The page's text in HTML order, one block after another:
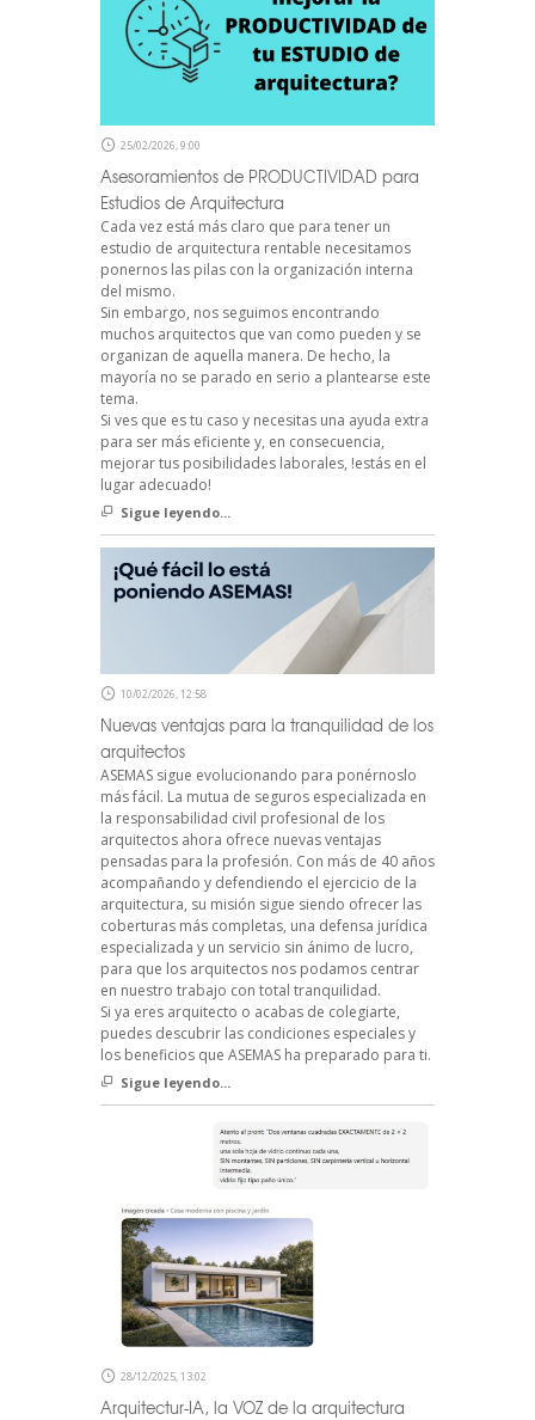
25/02/2026, 9:00
Asesoramientos de PRODUCTIVIDAD para
Estudios de Arquitectura
Cada vez está más claro que para tener un
estudio de arquitectura rentable necesitamos
ponernos las pilas con la organización interna
del mismo.
Sin embargo, nos seguimos encontrando
muchos arquitectos que van como pueden y se
organizan de aquella manera. De hecho, la
mayoría no se parado en serio a plantearse este
tema.
Si ves que es tu caso y necesitas una ayuda extra
para ser más eficiente y, en consecuencia,
mejorar tus posibilidades laborales, !estás en el
lugar adecuado!
Sigue leyendo...
10/02/2026, 12:58
Nuevas ventajas para la tranquilidad de los
arquitectos
ASEMAS sigue evolucionando para ponérnoslo
más fácil. La mutua de seguros especializada en
la responsabilidad civil profesional de los
arquitectos ahora ofrece nuevas ventajas
pensadas para la profesión. Con más de 40 años
acompañando y defendiendo el ejercicio de la
arquitectura, su misión sigue siendo ofrecer las
coberturas más completas, una defensa jurídica
especializada y un servicio sin ánimo de lucro,
para que los arquitectos nos podamos centrar
en nuestro trabajo con total tranquilidad.
Si ya eres arquitecto o acabas de colegiarte,
puedes descubrir las condiciones especiales y
los beneficios que ASEMAS ha preparado para ti.
Sigue leyendo...
28/12/2025, 13:02
Arquitectur-IA, la VOZ de la arquitectura